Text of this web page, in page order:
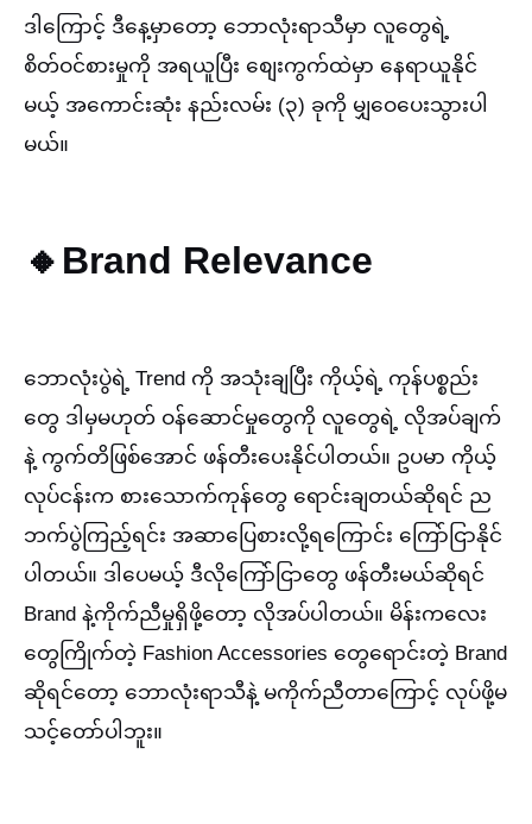
ဒါကြောင့် ဒီနေ့မှာတော့ ဘောလုံးရာသီမှာ လူတွေရဲ့
စိတ်ဝင်စားမှုကို အရယူပြီး စျေးကွက်ထဲမှာ နေရာယူနိုင်
မယ့် အကောင်းဆုံး နည်းလမ်း (၃) ခုကို မျှဝေပေးသွားပါ
မယ်။
🔸Brand Relevance
ဘောလုံးပွဲရဲ့ Trend ကို အသုံးချပြီး ကိုယ့်ရဲ့ ကုန်ပစ္စည်း
တွေ ဒါမှမဟုတ် ဝန်ဆောင်မှုတွေကို လူတွေရဲ့ လိုအပ်ချက်
နဲ့ ကွက်တိဖြစ်အောင် ဖန်တီးပေးနိုင်ပါတယ်။ ဥပမာ ကိုယ့်
လုပ်ငန်းက စားသောက်ကုန်တွေ ရောင်းချတယ်ဆိုရင် ည
ဘက်ပွဲကြည့်ရင်း အဆာပြေစားလို့ရကြောင်း ကြော်ငြာနိုင်
ပါတယ်။ ဒါပေမယ့် ဒီလိုကြော်ငြာတွေ ဖန်တီးမယ်ဆိုရင်
Brand နဲ့ကိုက်ညီမှုရှိဖို့တော့ လိုအပ်ပါတယ်။ မိန်းကလေး
တွေကြိုက်တဲ့ Fashion Accessories တွေရောင်းတဲ့ Brand
ဆိုရင်တော့ ဘောလုံးရာသီနဲ့ မကိုက်ညီတာကြောင့် လုပ်ဖို့မ
သင့်တော်ပါဘူး။